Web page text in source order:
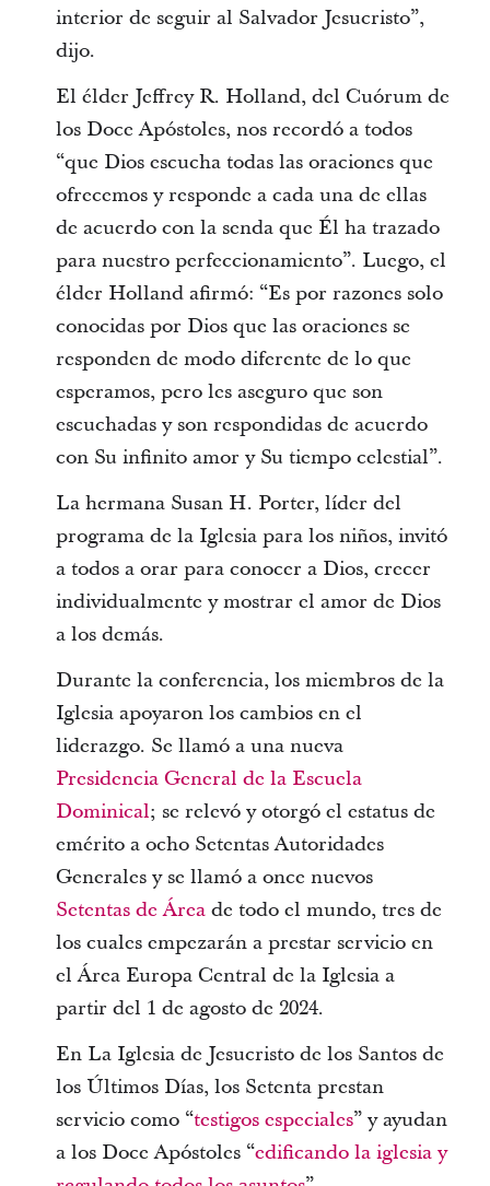
interior de seguir al Salvador Jesucristo”,
dijo.
El élder Jeffrey R. Holland, del Cuórum de
los Doce Apóstoles, nos recordó a todos
“que Dios escucha todas las oraciones que
ofrecemos y responde a cada una de ellas
de acuerdo con la senda que Él ha trazado
para nuestro perfeccionamiento”. Luego, el
élder Holland afirmó: “Es por razones solo
conocidas por Dios que las oraciones se
responden de modo diferente de lo que
esperamos, pero les aseguro que son
escuchadas y son respondidas de acuerdo
con Su infinito amor y Su tiempo celestial”.
La hermana Susan H. Porter, líder del
programa de la Iglesia para los niños, invitó
a todos a orar para conocer a Dios, crecer
individualmente y mostrar el amor de Dios
a los demás.
Durante la conferencia, los miembros de la
Iglesia apoyaron los cambios en el
liderazgo. Se llamó a una nueva
Presidencia General de la Escuela
Dominical; se relevó y otorgó el estatus de
emérito a ocho Setentas Autoridades
Generales y se llamó a once nuevos
Setentas de Áreade todo el mundo, tres de
los cuales empezarán a prestar servicio en
el Área Europa Central de la Iglesia a
partir del 1 de agosto de 2024.
En La Iglesia de Jesucristo de los Santos de
los Últimos Días, los Setenta prestan
servicio como “testigos especiales” y ayudan
a los Doce Apóstoles “edificando la iglesia y